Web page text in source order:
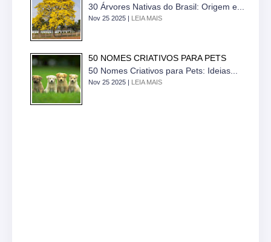
30 Árvores Nativas do Brasil: Origem e...
Nov 25 2025 | LEIA MAIS
50 NOMES CRIATIVOS PARA PETS
50 Nomes Criativos para Pets: Ideias...
Nov 25 2025 | LEIA MAIS